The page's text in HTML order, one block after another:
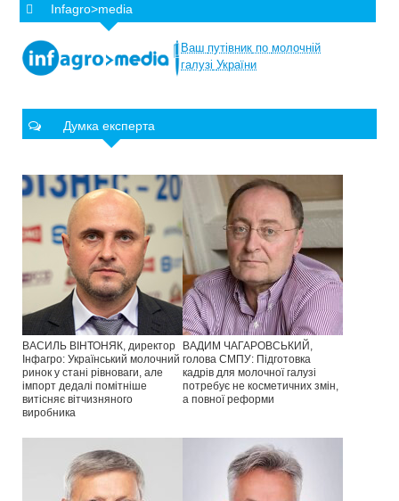
Infagro>media
Ваш путівник по молочній
галузі України
Думка експерта
ВАСИЛЬ ВІНТОНЯК, директор
Інфагро: Український молочний
ринок у стані рівноваги, але
імпорт дедалі помітніше
витісняє вітчизняного
виробника
ВАДИМ ЧАГАРОВСЬКИЙ,
голова СМПУ: Підготовка
кадрів для молочної галузі
потребує не косметичних змін,
а повної реформи